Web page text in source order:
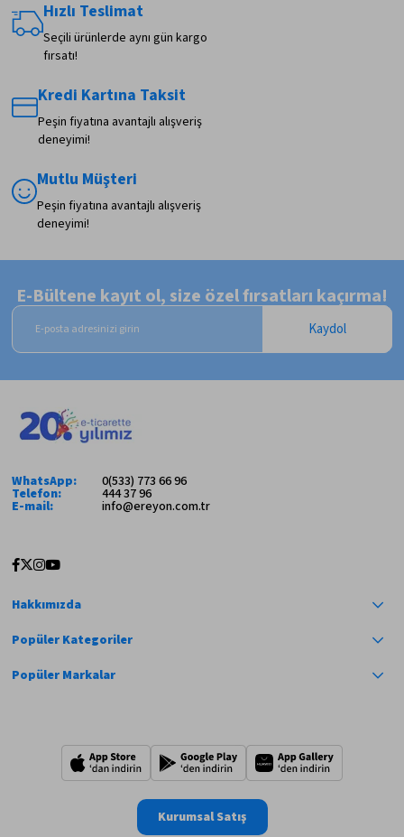
Hızlı Teslimat
Seçili ürünlerde aynı gün kargo
fırsatı!
Kredi Kartına Taksit
Peşin fiyatına avantajlı alışveriş
deneyimi!
Mutlu Müşteri
Peşin fiyatına avantajlı alışveriş
deneyimi!
E-Bültene kayıt ol, size özel fırsatları kaçırma!
Kaydol
WhatsApp: 0(533) 773 66 96
Telefon: 444 37 96
E-mail: info@ereyon.com.tr
Hakkımızda
Popüler Kategoriler
Popüler Markalar
Kurumsal Satış